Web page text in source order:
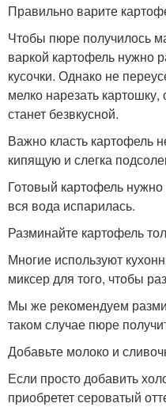
Правильно варите
Чтобы пюре получилось
варкой картофель нужно
кусочки. Однако не
мелко нарезать
станет безвкусной.
Важно класть картофель
кипящую и слегка
Готовый картофель
вся вода испарилась.
Разминайте картофель
Многие используют
миксер для того, чтобы
Мы же рекомендуем
таком случае пюре
Добавьте молоко и
Если просто добавить
приобретет сероватый